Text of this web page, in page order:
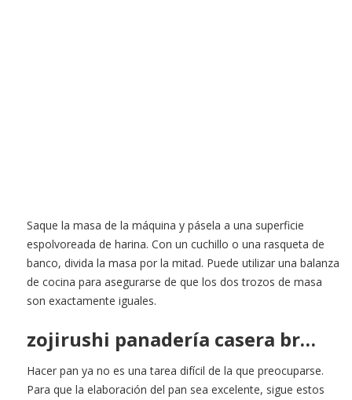
Saque la masa de la máquina y pásela a una superficie
espolvoreada de harina. Con un cuchillo o una rasqueta de
banco, divida la masa por la mitad. Puede utilizar una balanza
de cocina para asegurarse de que los dos trozos de masa
son exactamente iguales.
zojirushi panadería casera br…
Hacer pan ya no es una tarea difícil de la que preocuparse.
Para que la elaboración del pan sea excelente, sigue estos